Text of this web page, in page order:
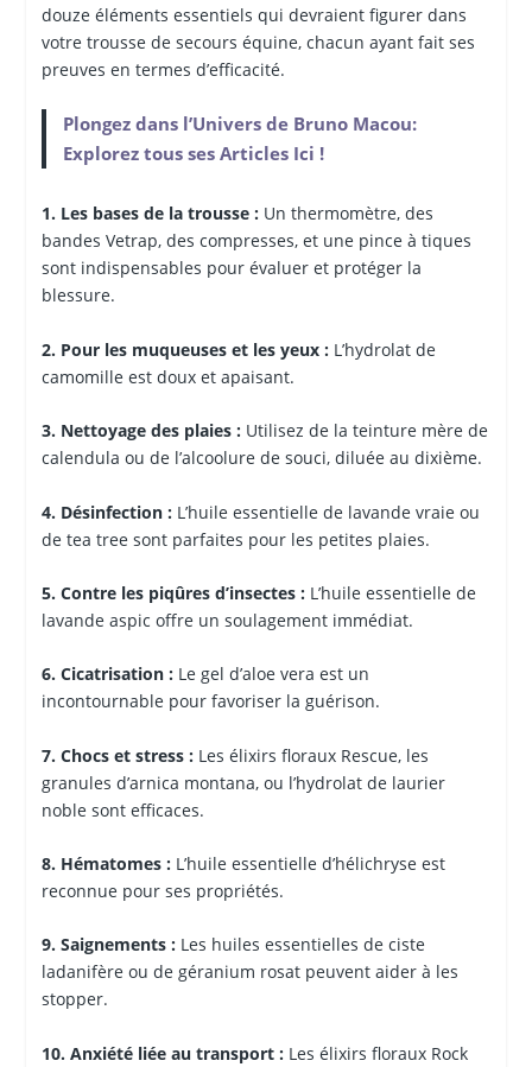
douze éléments essentiels qui devraient figurer dans
votre trousse de secours équine, chacun ayant fait ses
preuves en termes d’efficacité.
Plongez dans l’Univers de Bruno Macou:
Explorez tous ses Articles Ici !
1. Les bases de la trousse :Un thermomètre, des
bandes Vetrap, des compresses, et une pince à tiques
sont indispensables pour évaluer et protéger la
blessure.
2. Pour les muqueuses et les yeux :L’hydrolat de
camomille est doux et apaisant.
3. Nettoyage des plaies :Utilisez de la teinture mère de
calendula ou de l’alcoolure de souci, diluée au dixième.
4. Désinfection :L’huile essentielle de lavande vraie ou
de tea tree sont parfaites pour les petites plaies.
5. Contre les piqûres d’insectes :L’huile essentielle de
lavande aspic offre un soulagement immédiat.
6. Cicatrisation :Le gel d’aloe vera est un
incontournable pour favoriser la guérison.
7. Chocs et stress :Les élixirs floraux Rescue, les
granules d’arnica montana, ou l’hydrolat de laurier
noble sont efficaces.
8. Hématomes :L’huile essentielle d’hélichryse est
reconnue pour ses propriétés.
9. Saignements :Les huiles essentielles de ciste
ladanifère ou de géranium rosat peuvent aider à les
stopper.
10. Anxiété liée au transport :Les élixirs floraux Rock